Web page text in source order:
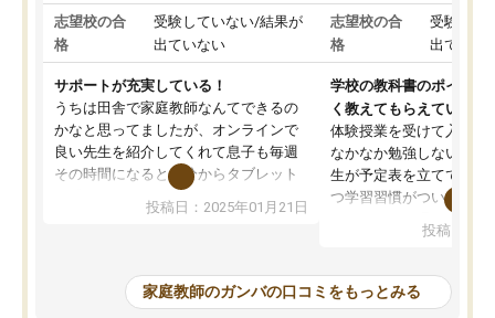
志望校の合
格
受験していない/結果が
出ていない
サポートが充実している！
うちは田舎で家庭教師なんてできるの
かなと思ってましたが、オンラインで
良い先生を紹介してくれて息子も毎週
その時間になると自分からタブレット
を開いてzoomを繋げるようになりまし
た！5科目なんでもOKなのもとても気
めて1年ほどだった今では平均点以上の
科目が増えてきました！あと1年受験ま
投稿日：2025年01月21日
志望校の合
格
受験して
出ていな
学校の教科書のポイント
く教えてもらえている
体験授業を受けて入塾し
なかなか勉強しない息子
生が予定表を立ててくれ
つ学習習慣がついてきま
指導が無い日も予定表
問できるのでとても助か
投稿日：
家庭教師のガンバの口コミをもっとみる